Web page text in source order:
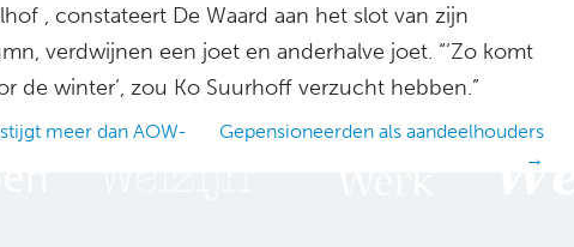
, constateert De Waard aan het slot van zijn
verdwijnen een joet en anderhalve joet. “‘Zo komt
de winter’, zou Ko Suurhoff verzucht hebben.”
meer dan AOW-
Gepensioneerden als aandeelhouders
→